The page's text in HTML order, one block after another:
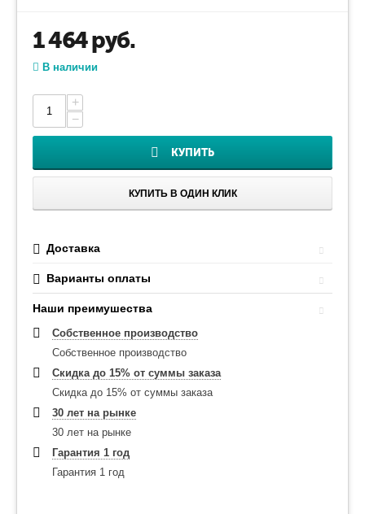
1 464руб.
В наличии
+
−
КУПИТЬ
КУПИТЬ В ОДИН КЛИК
Доставка
Варианты оплаты
Наши преимушества
Собственное производство
Собственное производство
Скидка до 15% от суммы заказа
Скидка до 15% от суммы заказа
30 лет на рынке
30 лет на рынке
Гарантия 1 год
Гарантия 1 год